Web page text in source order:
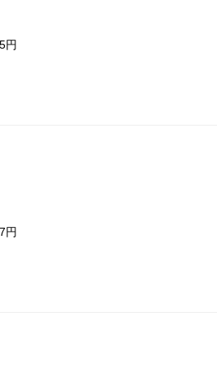
円
円